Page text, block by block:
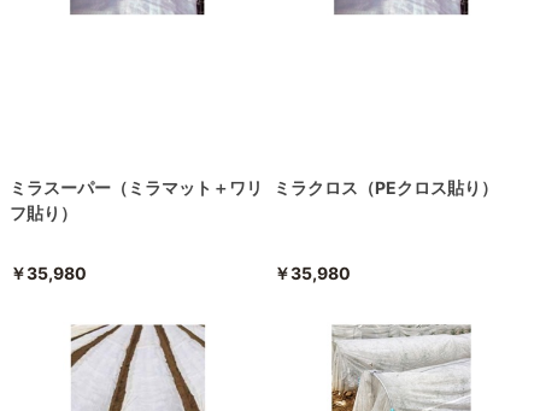
ミラスーパー（ミラマット＋ワリ
フ貼り）
￥35,980
ミラクロス（PEクロス貼り）
￥35,980